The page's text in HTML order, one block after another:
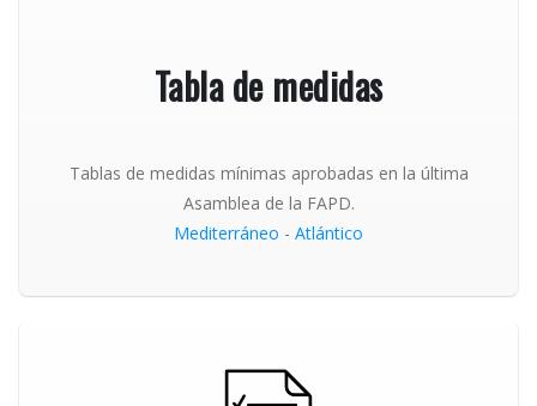
Tabla de medidas
Tablas de medidas mínimas aprobadas en la última
Asamblea de la FAPD.
Mediterráneo - Atlántico